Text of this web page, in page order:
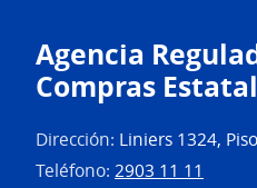
Agencia
Compras
Dirección: Liniers 1324,
Teléfono: 2903 11 11